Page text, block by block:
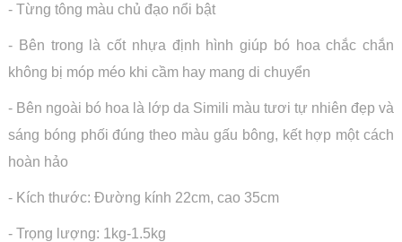
- Từng tông màu chủ đạo nổi bật
- Bên trong là cốt nhựa định hình giúp bó hoa chắc chắn
không bị móp méo khi cầm hay mang di chuyển
- Bên ngoài bó hoa là lớp da Simili màu tươi tự nhiên đẹp và
sáng bóng phối đúng theo màu gấu bông, kết hợp một cách
hoàn hảo
- Kích thước: Đường kính 22cm, cao 35cm
- Trọng lượng: 1kg-1.5kg